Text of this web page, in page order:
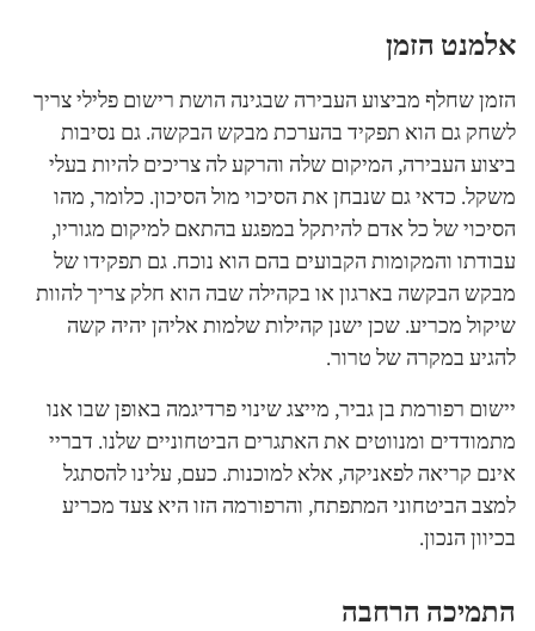
אלמנט הזמן
הזמן שחלף מביצוע העבירה שבגינה הושת רישום פלילי צריך
לשחק גם הוא תפקיד בהערכת מבקש הבקשה. גם נסיבות
ביצוע העבירה, המיקום שלה והרקע לה צריכים להיות בעלי
משקל. כדאי גם שנבחן את הסיכוי מול הסיכון. כלומר, מהו
הסיכוי של כל אדם להיתקל במפגע בהתאם למיקום מגוריו,
עבודתו והמקומות הקבועים בהם הוא נוכח. גם תפקידו של
מבקש הבקשה בארגון או בקהילה שבה הוא חלק צריך להוות
שיקול מכריע. שכן ישנן קהילות שלמות אליהן יהיה קשה
להגיע במקרה של טרור.
יישום רפורמת בן גביר, מייצג שינוי פרדיגמה באופן שבו אנו
מתמודדים ומנווטים את האתגרים הביטחוניים שלנו. דבריי
אינם קריאה לפאניקה, אלא למוכנות. כעם, עלינו להסתגל
למצב הביטחוני המתפתח, והרפורמה הזו היא צעד מכריע
בכיוון הנכון.
התמיכה הרחבה